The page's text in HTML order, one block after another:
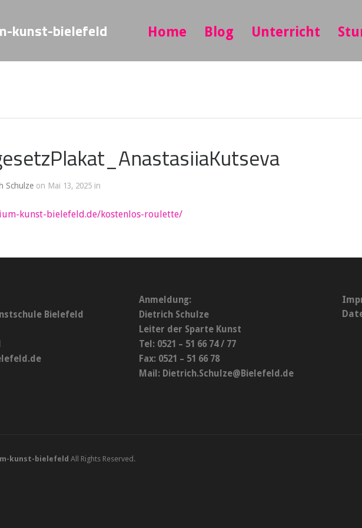
kunst-bielefeld Home Blog Unterricht
Schulze on Mai 13, 2025 in
kunst-bielefeld.de/kostenlos-roulette/
Bielefeld
Anmeldung:
Dietrich Schulze
Leiter der Sparte Kunst
Tel: 0521 – 51 66 74 / 77
Fax: 0521 – 51 66 78
Mail: Dietrich.Schulze@Bielefeld.de
kunst-bielefeld All Rights Reserved.